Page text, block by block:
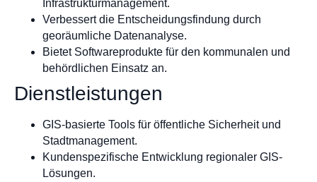
Infrastrukturmanagement.
Verbessert die Entscheidungsfindung durch
georäumliche Datenanalyse.
Bietet Softwareprodukte für den kommunalen und
behördlichen Einsatz an.
Dienstleistungen
GIS-basierte Tools für öffentliche Sicherheit und
Stadtmanagement.
Kundenspezifische Entwicklung regionaler GIS-
Lösungen.